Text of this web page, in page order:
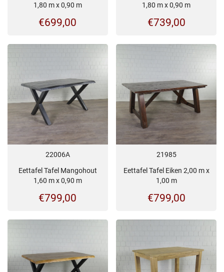
1,80 m x 0,90 m
€699,00
1,80 m x 0,90 m
€739,00
22006A
Eettafel Tafel Mangohout
1,60 m x 0,90 m
€799,00
21985
Eettafel Tafel Eiken 2,00 m x
1,00 m
€799,00